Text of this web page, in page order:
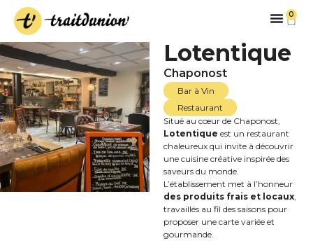
0
Lotentique
Chaponost
Bar à Vin
Restaurant
Situé au cœur de Chaponost,
Lotentique est un restaurant
chaleureux qui invite à découvrir
une cuisine créative inspirée des
saveurs du monde.
L’établissement met à l’honneur
des produits frais et locaux,
travaillés au fil des saisons pour
proposer une carte variée et
gourmande.